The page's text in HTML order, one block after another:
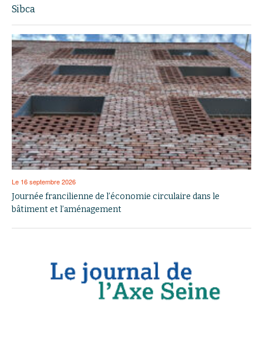
Sibca
Le 16 septembre 2026
Journée francilienne de l’économie circulaire dans le
bâtiment et l’aménagement